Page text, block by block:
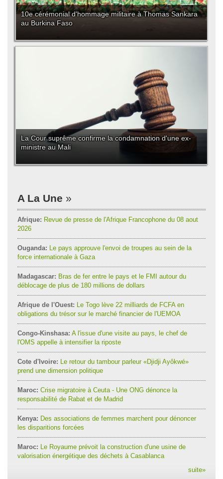
10e cérémonial d'hommage militaire à Thomas Sankara
au Burkina Faso
La Cour suprême confirme la condamnation d'une ex-
ministre au Mali
A La Une
Afrique: Revue de presse de l'Afrique Francophone du 08 aout
2026
Ouganda: Le pays approuve l'envoi de troupes au sein de la
force internationale à Gaza
Madagascar: Bras de fer entre le pays et le FMI autour du
déblocage de plus de 180 millions de dollars
Afrique de l'Ouest: Le Togo lève 22 milliards de FCFA en
obligations du trésor sur le marché financier de l'UEMOA
Congo-Kinshasa: A l'issue d'une visite au pays, le chef de
l'OMS appelle à intensifier la riposte
Cote d'Ivoire: Le retour du tambour parleur «Djidji Ayôkwé»
prend une dimension politique
Maroc: Crise migratoire à Ceuta - Une ONG dénonce la
responsabilité de Rabat et de Madrid
Kenya: Des associations de femmes marchent pour dénoncer
les disparitions forcées
Maroc: Le Royaume prévoit la construction d'une usine de
valorisation énergétique des déchets à Casablanca
suite»